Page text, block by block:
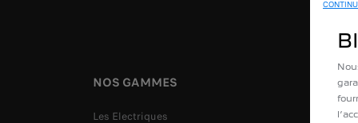
NOS GAMMES
Les Electriques